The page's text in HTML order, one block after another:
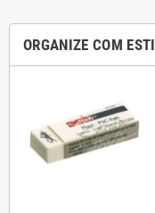
ORGANIZE COM